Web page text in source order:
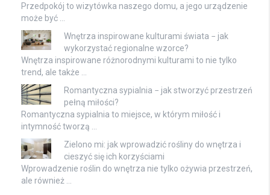
Przedpokój to wizytówka naszego domu, a jego urządzenie
może być …
Wnętrza inspirowane kulturami świata − jak
wykorzystać regionalne wzorce?
Wnętrza inspirowane różnorodnymi kulturami to nie tylko
trend, ale także …
Romantyczna sypialnia − jak stworzyć przestrzeń
pełną miłości?
Romantyczna sypialnia to miejsce, w którym miłość i
intymność tworzą …
Zielono mi: jak wprowadzić rośliny do wnętrza i
cieszyć się ich korzyściami
Wprowadzenie roślin do wnętrza nie tylko ożywia przestrzeń,
ale również …